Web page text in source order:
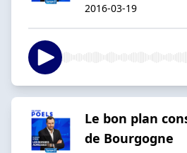
2016-03-19
Le bon plan
de Bourgogne